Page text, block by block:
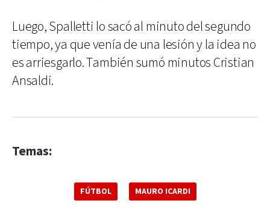
Luego, Spalletti lo sacó al minuto del segundo
tiempo, ya que venía de una lesión y la idea no
es arriesgarlo. También sumó minutos Cristian
Ansaldi.
Temas:
FÚTBOL MAURO ICARDI